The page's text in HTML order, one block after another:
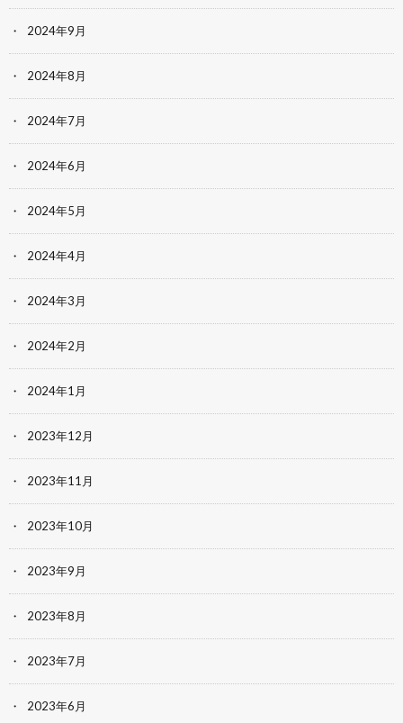
2024年9月
2024年8月
2024年7月
2024年6月
2024年5月
2024年4月
2024年3月
2024年2月
2024年1月
2023年12月
2023年11月
2023年10月
2023年9月
2023年8月
2023年7月
2023年6月